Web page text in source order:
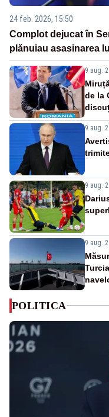
24 feb. 2026, 15:50
Complot dejucat în
plănuiau asasinarea
9 aug.
de la
9 aug.
9 aug.
9 aug.
POLITICA